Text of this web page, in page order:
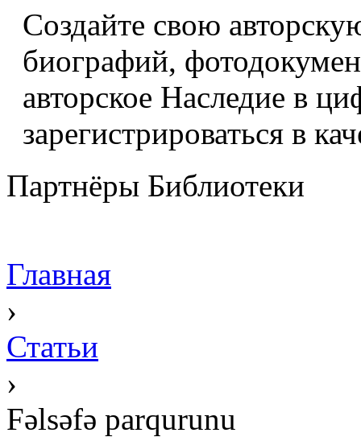
Создайте свою
биографий,
авторское Наследие в
зарегистрироваться в
Партнёры Библиотеки
Главная
›
Статьи
›
Fəlsəfə parqurunu